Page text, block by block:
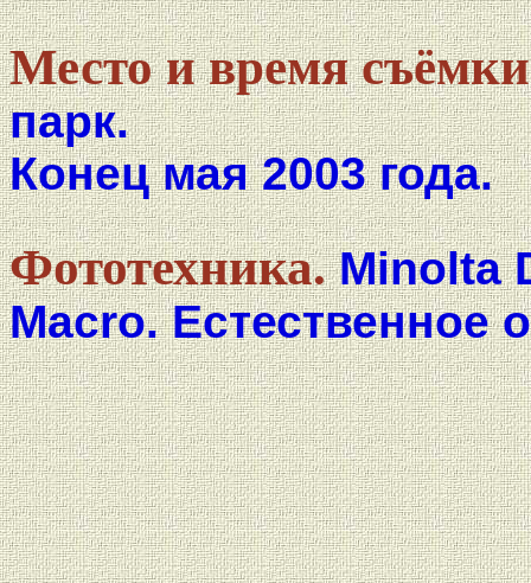
Место и время
парк.
Конец мая 2003 года.
Фототехника.Minolta
Macro. Естественное